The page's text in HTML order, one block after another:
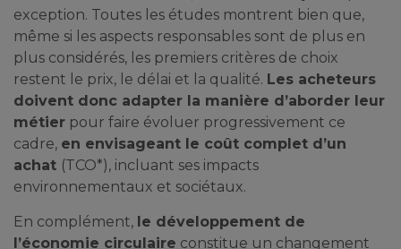
exception. Toutes les études montrent bien que,
même si les aspects responsables sont de plus en
plus considérés, les premiers critères de choix
restent le prix, le délai et la qualité. Les acheteurs
doivent donc adapter la manière d’aborder leur
métier pour faire évoluer progressivement ce
cadre, en envisageant le coût complet d’un
achat (TCO*), incluant ses impacts
environnementaux et sociétaux.
En complément, le développement de
l’économie circulaire constitue un changement